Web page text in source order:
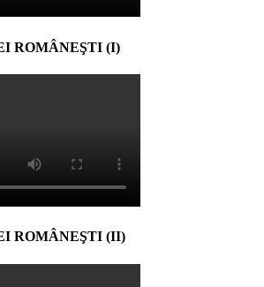
ROMÂNEŞTI (I)
ROMÂNEŞTI (II)